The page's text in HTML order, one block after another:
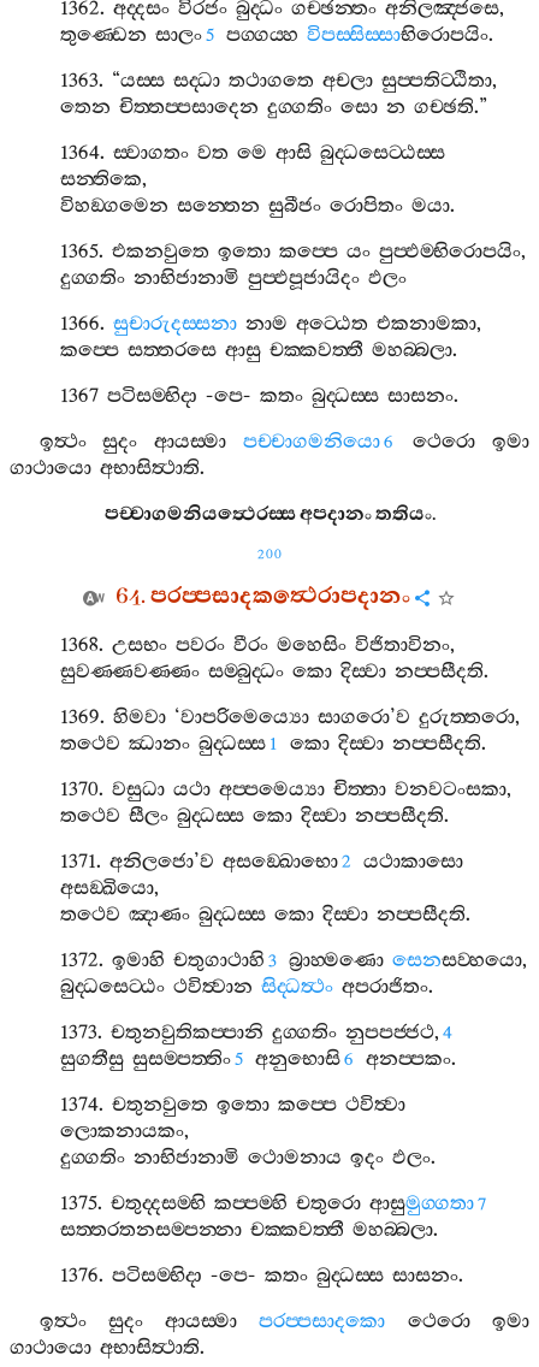
1362.අද‍්දසං විරජං බුද‍්ධං ගච‍්ඡන‍්තං අනිලඤ‍්ජසෙ,
තුණ‍්ඩෙන සාලං5 පග‍්ගය‍්හ විපස‍්සිස‍්සාභිරොපයිං.
1363. “යස‍්ස සද‍්ධා තථාගතෙ අචලා සුප‍්පතිට‍්ඨිතා,
තෙන චිත‍්තප‍්පසාදෙන දුග‍්ගතිං සො න ගච‍්ඡති.”
1364.ස‍්වාගතං වත මෙ ආසි බුද‍්ධසෙට‍්ඨස‍්ස
සන‍්තිකෙ,
විහඞ‍්ගමෙන සන‍්තෙන සුබීජං රොපිතං මයා.
1365.එකනවුතෙ ඉතො කප‍්පෙ යං පුප‍්ඵම‍්භිරොපයිං,
දුග‍්ගතිං නාභිජානාමි පුප‍්ඵපූජායිදං ඵලං
1366.සුචාරුදස‍්සනා නාම අට‍්ඨෙත එකනාමකා,
කප‍්පෙ සත‍්තරසෙ ආසු චක‍්කවත‍්තී මහබ‍්බලා.
1367පටිසම‍්භිදා -පෙ-කතං බුද‍්ධස‍්ස සාසනං.
ඉත්‍ථං
සුදං ආයස‍්මා පච‍්චාගමනියො6 ථෙරො
ඉමා
ගාථායො අභාසිත්‍ථාති.
පච‍්චාගමනියත්‍ථෙරස‍්සඅපදානංතතියං.
200
64.පරප‍්පසාදකත්‍ථෙරාපදානං
1368.උසභං පවරං වීරං මහෙසිං විජිතාවිනං,
සුවණ‍්ණවණ‍්ණං සම‍්බුද‍්ධං කො දිස‍්වා නප‍්පසීදති.
1369.හිමවා ‘වාපරිමෙය්‍යො සාගරො’ව දුරුත‍්තරො,
තථෙව ඣානං බුද‍්ධස‍්ස 1 කො දිස‍්වා නප‍්පසීදති.
1370.වසුධා යථා අප‍්පමෙය්‍යා චිත‍්තා වනවටංසකා,
තථෙව සීලං බුද‍්ධස‍්ස කො දිස‍්වා නප‍්පසීදති.
1371.අනිලජො’ව අසඞ‍්ඛොභො2
යථාකාසො
අසඞ‍්ඛියො,
තථෙව ඤාණං බුද‍්ධස‍්ස කො දිස‍්වා නප‍්පසීදති.
1372.ඉමාහි චතුගාථාහි 3 බ්‍රාහ‍්මණො සෙනසව‍්හයො,
බුද‍්ධසෙට‍්ඨං ථවිත්‍වාන සිද‍්ධත්‍ථං අපරාජිතං.
1373.චතුනවුතිකප‍්පානි දුග‍්ගතිං නුපපජ‍්ජථ, 4
සුගතීසු සුසම‍්පත‍්තිං5 අනුභොසි6 අනප‍්පකං.
1374.චතුනවුතෙ ඉතො කප‍්පෙ ථවිත්‍වා
ලොකනායකං,
දුග‍්ගතිං නාභිජානාමි ථොමනාය ඉදං ඵලං.
1375.චතුද‍්දසම‍්භි කප‍්පම‍්හි චතුරො ආසුමුග‍්ගතා7
සත‍්තරතනසම‍්පන‍්නා චක‍්කවත‍්තී මහබ‍්බලා.
1376.පටිසම‍්භිදා -පෙ-කතං බුද‍්ධස‍්ස සාසනං.
ඉත්‍ථං
සුදං ආයස‍්මා පරප‍්පසාදකො ථෙරො
ඉමා
ගාථායො අභාසිත්‍ථාති.